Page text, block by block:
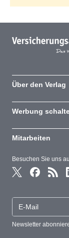
Besuchen Sie uns
Newsletter
Über den Verlag
Werbung
Mitarbeiten